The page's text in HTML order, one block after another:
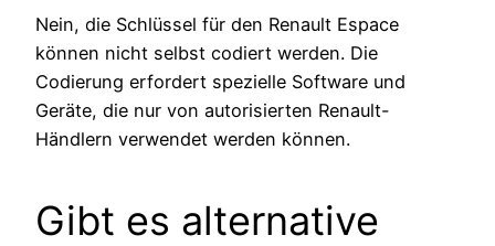
Nein, die Schlüssel für den Renault Espace
können nicht selbst codiert werden. Die
Codierung erfordert spezielle Software und
Geräte, die nur von autorisierten Renault-
Händlern verwendet werden können.
Gibt es alternative